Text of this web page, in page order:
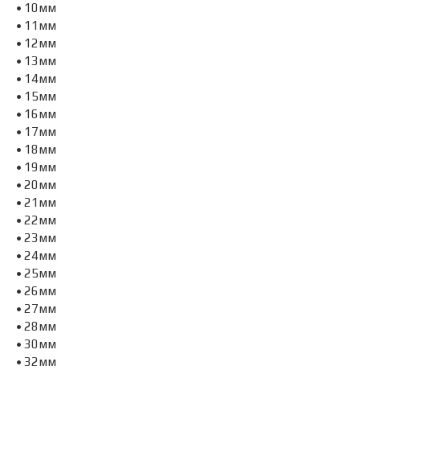
• 10мм
• 11мм
• 12мм
• 13мм
• 14мм
• 15мм
• 16мм
• 17мм
• 18мм
• 19мм
• 20мм
• 21мм
• 22мм
• 23мм
• 24мм
• 25мм
• 26мм
• 27мм
• 28мм
• 30мм
• 32мм